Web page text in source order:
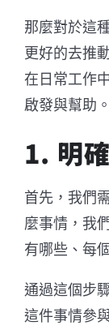
那麼對於這
更好的去推
在日常工作
啟發與幫助。
1. 明
首先，我們
麼事情，我
有哪些、每
通過這個步
這件事情參